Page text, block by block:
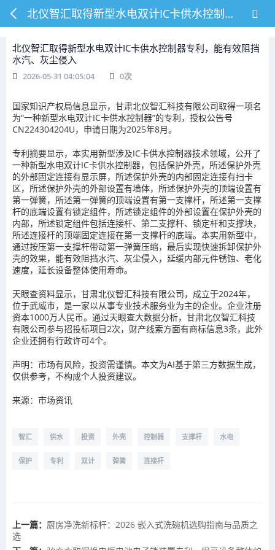
北仪智汇取得新型水电双计IC卡供水控制器专利，能有效阻挡水汽、灰尘侵入
北仪智汇取得新型水电双计IC卡供水控制器专利，能有效阻挡
水汽、灰尘侵入
2026-05-31 04:05:04 0次
国家知识产权局信息显示，甘肃北仪智汇科技有限公司取得一项名
为“一种新型水电双计IC卡供水控制器”的专利，授权公告号
CN224304204U，申请日期为2025年8月。
专利摘要显示，本实用新型涉及IC卡供水控制器技术领域，公开了
一种新型水电双计IC卡供水控制器，包括保护外壳，所述保护外壳
的外部固定连接有显示屏，所述保护外壳的内部固定连接有扫卡
区，所述保护外壳的外部设置有墙体，所述保护外壳的顶端设置有
第一弹簧，所述第一弹簧的顶端设置有第一支撑杆，所述第一支撑
杆的底端设置有锁定组件，所述锁定组件的外部设置在保护外壳的
内部，所述锁定组件包括连接杆、第二支撑杆、锁定杆和支撑块，
所述连接杆的顶端固定连接在第一支撑杆的底端。本实用新型中，
通过按压第一支撑杆带动第一弹簧压缩，最后实现快速拆卸保护外
壳的效果，能有效阻挡水汽、灰尘侵入，延缓内部元件锈蚀、老化
速度，延长设备整体使用寿命。
天眼查资料显示，甘肃北仪智汇科技有限公司，成立于2024年，
位于武威市，是一家以从事专业技术服务业为主的企业。企业注册
资本1000万人民币。通过天眼查大数据分析，甘肃北仪智汇科技
有限公司参与招投标项目2次，财产线索方面有商标信息3条，此外
企业还拥有行政许可4个。
声明：市场有风险，投资需谨慎。本文为AI基于第三方数据生成，
仅供参考，不构成个人投资建议。
来源：市场资讯
智汇 供水 投资 外壳 控制器 支撑杆 水电
保护 专利 双计 弹簧 连接杆
上一篇： 厨房净洗新标杆：2026 嵌入式洗碗机选购指南与品质之
选